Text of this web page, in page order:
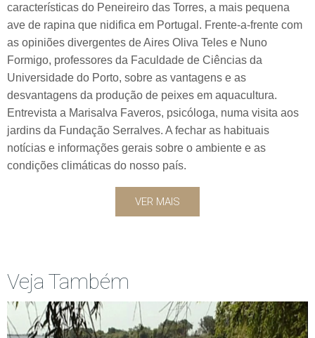
características do Peneireiro das Torres, a mais pequena
ave de rapina que nidifica em Portugal. Frente-a-frente com
as opiniões divergentes de Aires Oliva Teles e Nuno
Formigo, professores da Faculdade de Ciências da
Universidade do Porto, sobre as vantagens e as
desvantagens da produção de peixes em aquacultura.
Entrevista a Marisalva Faveros, psicóloga, numa visita aos
jardins da Fundação Serralves. A fechar as habituais
notícias e informações gerais sobre o ambiente e as
condições climáticas do nosso país.
VER MAIS
Veja Também